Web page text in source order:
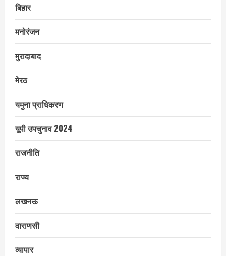
बिहार
मनोरंजन
मुरादाबाद
मेरठ
यमुना प्राधिकरण
यूपी उपचुनाव 2024
राजनीति
राज्य
लखनऊ
वाराणसी
व्यापार